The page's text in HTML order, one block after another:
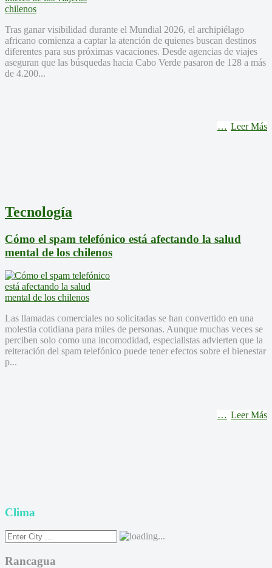
Tras ganar visibilidad durante el Mundial 2026, el archipiélago
africano comienza a captar la atención de quienes buscan destinos
diferentes para sus próximas vacaciones. Desde agencias de viajes
aseguran que las búsquedas hacia Cabo Verde pasaron de 128 a más
de 4.200...
Leer Más
Tecnología
Cómo el spam telefónico está afectando la salud
mental de los chilenos
Las llamadas comerciales no solicitadas se han convertido en una
molestia cotidiana para miles de personas. Aunque muchas veces se
perciben solo como una incomodidad, especialistas advierten que la
reiteración del spam telefónico puede tener efectos sobre el bienestar
p...
Leer Más
Clima
Rancagua